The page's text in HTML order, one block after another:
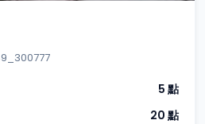
5 點
20 點